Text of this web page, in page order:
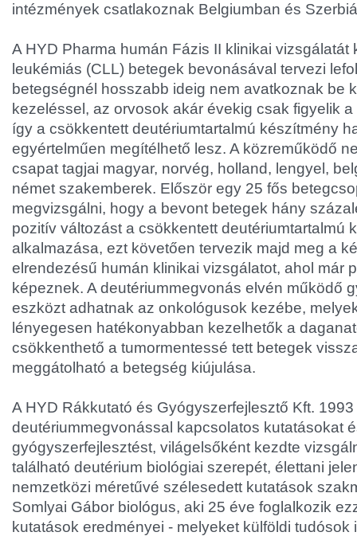
intézmények csatlakoznak Belgiumban és
A HYD Pharma humán Fázis II klinikai vizsgálatát
leukémiás (CLL) betegek bevonásával tervezi
betegségnél hosszabb ideig nem avatkoznak be
kezeléssel, az orvosok akár évekig csak figyelik
így a csökkentett deutériumtartalmú készítmény
egyértelműen megítélhető lesz. A közreműködő
csapat tagjai magyar, norvég, holland, lengyel,
német szakemberek. Először egy 25 fős
megvizsgálni, hogy a bevont betegek hány
pozitív változást a csökkentett deutériumtartalmú
alkalmazása, ezt követően tervezik majd meg a
elrendezésű humán klinikai vizsgálatot, ahol már
képeznek. A deutériummegvonás elvén működő
eszközt adhatnak az onkológusok kezébe,
lényegesen hatékonyabban kezelhetők a
csökkenthető a tumormentessé tett betegek
meggátolható a betegség kiújulása.
A HYD Rákkutató és Gyógyszerfejlesztő Kft.
deutériummegvonással kapcsolatos kutatásokat
gyógyszerfejlesztést, világelsőként kezdte
található deutérium biológiai szerepét, élettani
nemzetközi méretűvé szélesedett kutatások
Somlyai Gábor biológus, aki 25 éve foglalkozik
kutatások eredményei - melyeket külföldi tudósok